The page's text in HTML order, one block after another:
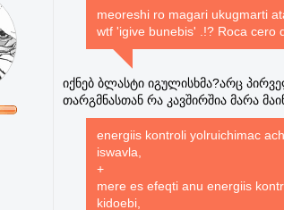
meoreshi ro magari ukugmarti
wtf 'igive bunebis' .!? Roca cero
იქნებ ბლასტი იგულისხმა?არც
თარგმნასთან რა კავშირშია მარა
energiis kontroli yolruichimac
iswavla,
+
mere es efeqti anu energiis
kidoebi,